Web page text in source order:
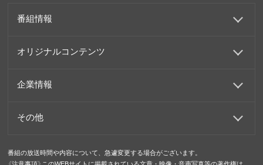
番組情報
オリジナルコンテンツ
企業情報
その他
番組の放送時間や内容について、急遽変更する場合がございます。